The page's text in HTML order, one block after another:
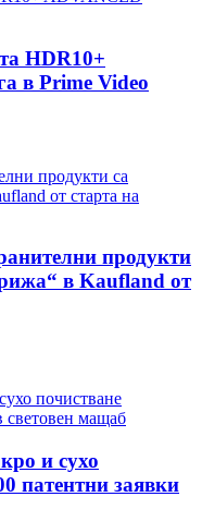
HDR10+
в Prime Video
продукти
в Kaufland от
и сухо
патентни заявки